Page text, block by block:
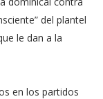
del plantel
le dan a la
en los partidos